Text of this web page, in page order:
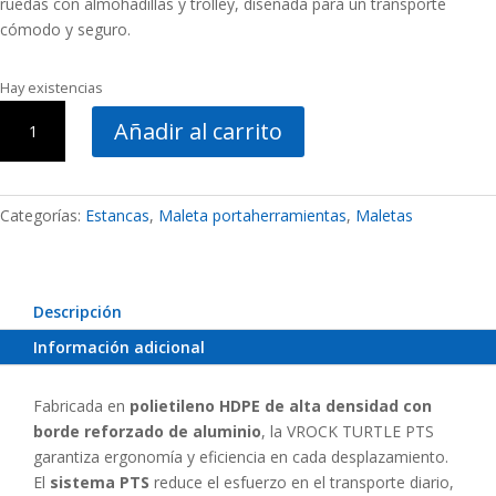
ruedas con almohadillas y trolley, diseñada para un transporte
cómodo y seguro.
Hay existencias
VROCK
TURTLE
con
Añadir al carrito
Categorías: Estancas, Maleta portaherramientas, Maletas
Descripción
Información adicional
Fabricada en polietileno HDPE de alta densidad con
borde reforzado de aluminio, la VROCK TURTLE PTS
garantiza ergonomía y eficiencia en cada desplazamiento.
El sistema PTS reduce el esfuerzo en el transporte diario,